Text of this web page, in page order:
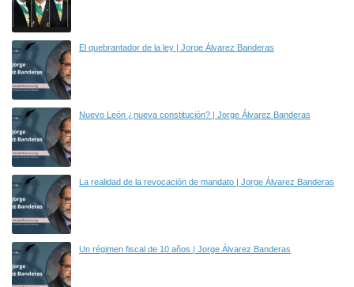
El quebrantador de la ley | Jorge Álvarez Banderas
Nuevo León ¿nueva constitución? | Jorge Álvarez Banderas
La realidad de la revocación de mandato | Jorge Álvarez Banderas
Un régimen fiscal de 10 años | Jorge Álvarez Banderas